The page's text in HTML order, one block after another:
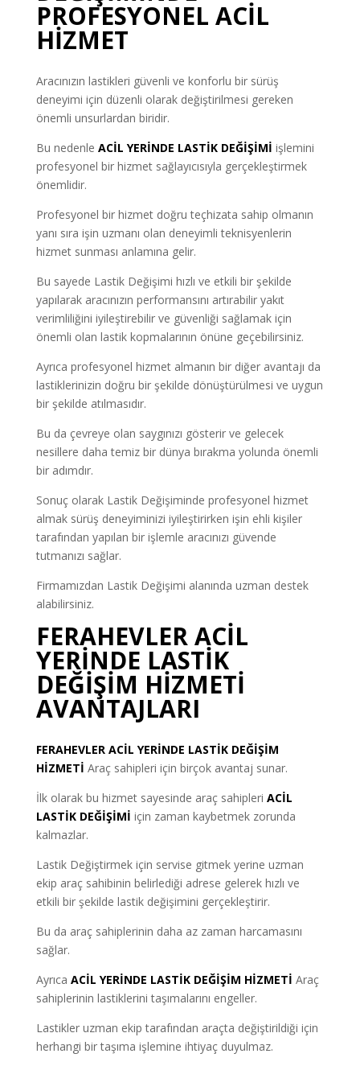
PROFESYONEL ACİL
HİZMET
Aracınızın lastikleri güvenli ve konforlu bir sürüş
deneyimi için düzenli olarak değiştirilmesi gereken
önemli unsurlardan biridir.
Bu nedenle ACİL YERİNDE LASTİK DEĞİŞİMİ işlemini
profesyonel bir hizmet sağlayıcısıyla gerçekleştirmek
önemlidir.
Profesyonel bir hizmet doğru teçhizata sahip olmanın
yanı sıra işin uzmanı olan deneyimli teknisyenlerin
hizmet sunması anlamına gelir.
Bu sayede Lastik Değişimi hızlı ve etkili bir şekilde
yapılarak aracınızın performansını artırabilir yakıt
verimliliğini iyileştirebilir ve güvenliği sağlamak için
önemli olan lastik kopmalarının önüne geçebilirsiniz.
Ayrıca profesyonel hizmet almanın bir diğer avantajı da
lastiklerinizin doğru bir şekilde dönüştürülmesi ve uygun
bir şekilde atılmasıdır.
Bu da çevreye olan saygınızı gösterir ve gelecek
nesillere daha temiz bir dünya bırakma yolunda önemli
bir adımdır.
Sonuç olarak Lastik Değişiminde profesyonel hizmet
almak sürüş deneyiminizi iyileştirirken işin ehli kişiler
tarafından yapılan bir işlemle aracınızı güvende
tutmanızı sağlar.
Firmamızdan Lastik Değişimi alanında uzman destek
alabilirsiniz.
FERAHEVLER ACİL
YERİNDE LASTİK
DEĞİŞİM HİZMETİ
AVANTAJLARI
FERAHEVLER ACİL YERİNDE LASTİK DEĞİŞİM
HİZMETİ Araç sahipleri için birçok avantaj sunar.
İlk olarak bu hizmet sayesinde araç sahipleri ACİL
LASTİK DEĞİŞİMİ için zaman kaybetmek zorunda
kalmazlar.
Lastik Değiştirmek için servise gitmek yerine uzman
ekip araç sahibinin belirlediği adrese gelerek hızlı ve
etkili bir şekilde lastik değişimini gerçekleştirir.
Bu da araç sahiplerinin daha az zaman harcamasını
sağlar.
Ayrıca ACİL YERİNDE LASTİK DEĞİŞİM HİZMETİ Araç
sahiplerinin lastiklerini taşımalarını engeller.
Lastikler uzman ekip tarafından araçta değiştirildiği için
herhangi bir taşıma işlemine ihtiyaç duyulmaz.